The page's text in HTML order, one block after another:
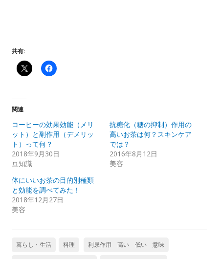
共有:
関連
コーヒーの効果効能（メリ
ット）と副作用（デメリッ
ト）って何？
2018年9月30日
豆知識
抗糖化（糖の抑制）作用の
高いお茶は何？スキンケア
では？
2016年8月12日
美容
体にいいお茶の目的別種類
と効能を調べてみた！
2018年12月27日
美容
暮らし・生活 料理 利尿作用 高い 低い 意味